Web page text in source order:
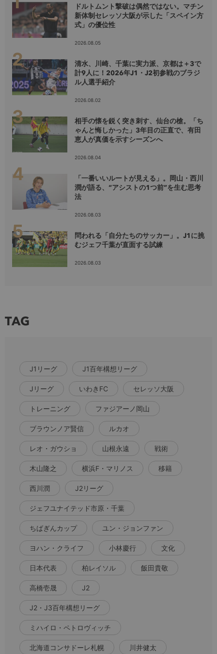
ドルトムント撃破は偶然ではない。マチン
新体制セレッソ大阪が示した「スペイン方
式」の優位性
2026.08.05
清水、川崎、千葉に実力派、京都は＋3で
計9人に！2026年J1・J2初参戦のブラジ
ル人選手紹介
2026.08.02
相手の懐を鋭く突き刺す、仙台の槍。「ち
ゃんと悔しかった」3年目の正直で、有田
恵人が真価を示すシーズンへ
2026.08.04
「一番いいルートが見える」。岡山・西川
潤が語る、“アシストの1つ前”を生む思考
法
2026.08.03
問われる「自分たちのサッカー」。J1に挑
むジェフ千葉が直面する試練
2026.08.03
TAG
J1リーグ J1百年構想リーグ
Jリーグ いわきFC セレッソ大阪
トレーニング ファジアーノ岡山
ブラウンノア賢信 ルカオ
レオ・ガウショ 山根永遠 戦術
木山隆之 横浜F・マリノス 移籍
西川潤 J2リーグ
ジェフユナイテッド市原・千葉
ちばぎんカップ ユン・ジョンファン
ヨハン・クライフ 小林慶行 文化
日本代表 柏レイソル 飯田貴敬
高橋壱晟 J2
J2・J3百年構想リーグ
ミハイロ・ペトロヴィッチ
北海道コンサドーレ札幌 川井健太